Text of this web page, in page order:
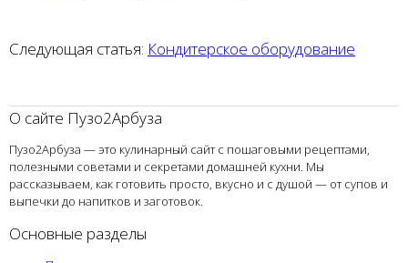
Следующая статья: Кондитерское оборудование
О сайте Пузо2Арбуза
Пузо2Арбуза — это кулинарный сайт с пошаговыми рецептами,
полезными советами и секретами домашней кухни. Мы
рассказываем, как готовить просто, вкусно и с душой — от супов и
выпечки до напитков и заготовок.
Основные разделы